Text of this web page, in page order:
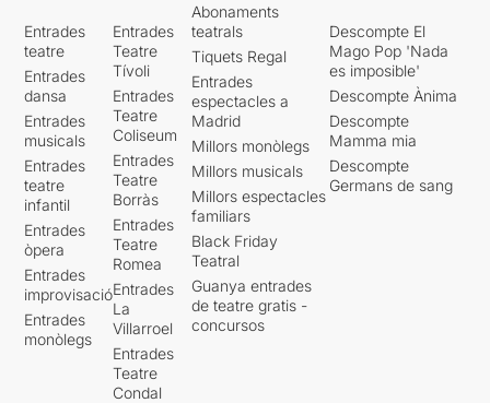
Entrades
teatre
Entrades
dansa
Entrades
musicals
Entrades
teatre
infantil
Entrades
òpera
Entrades
improvisació
Entrades
monòlegs
Entrades
Teatre
Tívoli
Entrades
Teatre
Coliseum
Entrades
Teatre
Borràs
Entrades
Teatre
Romea
Entrades
La
Villarroel
Entrades
Teatre
Condal
Abonaments
teatrals
Tiquets Regal
Entrades
espectacles a
Madrid
Millors monòlegs
Millors musicals
Millors espectacles
familiars
Black Friday
Teatral
Guanya entrades
de teatre gratis -
concursos
Descompte El
Mago Pop 'Nada
es imposible'
Descompte Ànima
Descompte
Mamma mia
Descompte
Germans de sang